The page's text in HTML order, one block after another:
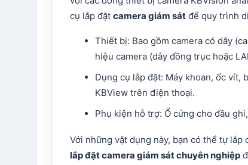
cụ lắp đặt camera giám sát để quy trình
Thiết bị: Bao gồm camera có dây
hiệu camera (dây đồng trục hoặc
Dụng cụ lắp đặt: Máy khoan, ốc vít,
KBView trên điện thoại.
Phụ kiện hỗ trợ: Ổ cứng cho đầu
Với những vật dụng này, bạn có thể tự
lắp đặt camera giám sát chuyên nghiệp